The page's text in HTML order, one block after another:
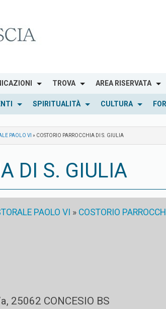
TROVA AREA RISERVATA
SPIRITUALITÀ CULTURA
PAOLO VI » COSTORIO PARROCCHIA DI S. GIULIA
DI S. GIULIA
PAOLO VI » COSTORIO
25062 CONCESIO BS